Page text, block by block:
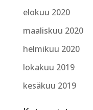
elokuu 2020
maaliskuu 2020
helmikuu 2020
lokakuu 2019
kesäkuu 2019